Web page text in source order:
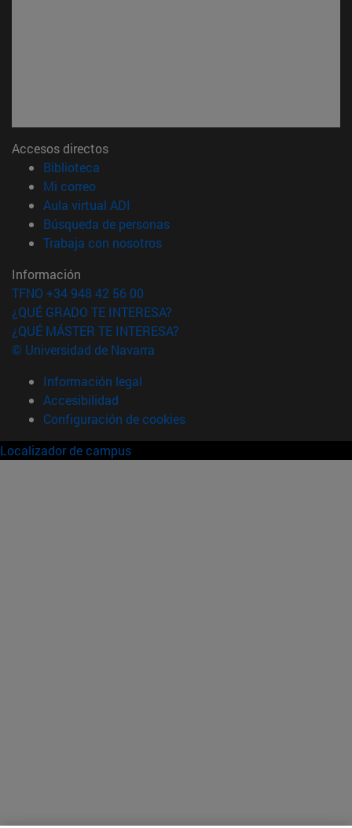
Accesos directos
Biblioteca
Mi correo(abre en nueva ventana)
Aula virtual ADI
Búsqueda de personas(abre en nueva ventana)
Trabaja con nosotros(abre en nueva ventana)
Información
TFNO +34 948 42 56 00
¿QUÉ GRADO TE INTERESA?
¿QUÉ MÁSTER TE INTERESA?
© Universidad de Navarra
Información legal
Accesibilidad
Configuración de cookies
Localizador de campus